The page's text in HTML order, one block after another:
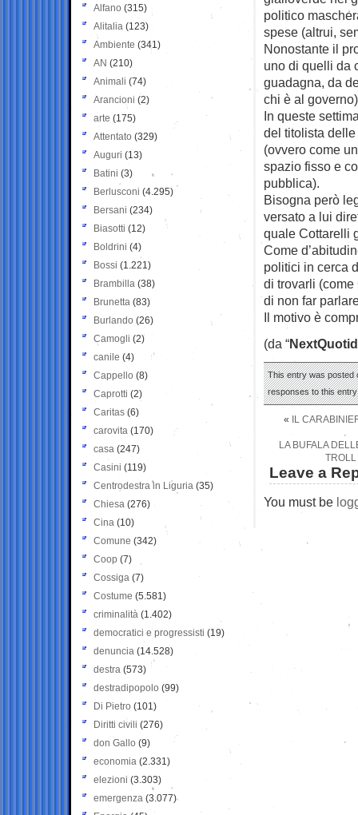
politico
spese (altrui,
Nonostante il
uno di quelli da
guadagna, da
chi è al
In queste
del titolista
(ovvero come
spazio fisso e
pubblica).
Bisogna però
versato a lui
quale Cottarelli
Come
politici in cerca
di trovarli
di non far
Il motivo è
(da “
This entry was posted
responses to this
« IL
LA BUFALA
Leave a
You must be
Alfano (315)
Alitalia (123)
Ambiente (341)
AN (210)
Animali (74)
Arancioni (2)
arte (175)
Attentato (329)
Auguri (13)
Batini (3)
Berlusconi (4.295)
Bersani (234)
Biasotti (12)
Boldrini (4)
Bossi (1.221)
Brambilla (38)
Brunetta (83)
Burlando (26)
Camogli (2)
canile (4)
Cappello (8)
Caprotti (2)
Caritas (6)
carovita (170)
casa (247)
Casini (119)
Centrodestra in Liguria (35)
Chiesa (276)
Cina (10)
Comune (342)
Coop (7)
Cossiga (7)
Costume (5.581)
criminalità (1.402)
democratici e progressisti (19)
denuncia (14.528)
destra (573)
destradipopolo (99)
Di Pietro (101)
Diritti civili (276)
don Gallo (9)
economia (2.331)
elezioni (3.303)
emergenza (3.077)